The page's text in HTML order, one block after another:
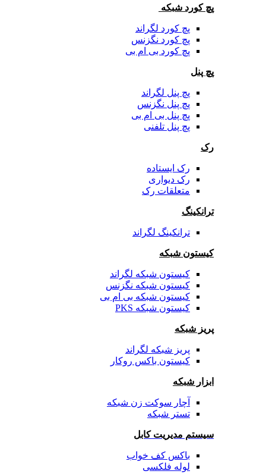
پچ کورد شبکه
پچ کورد لگراند
پچ کورد نگزنس
پچ کورد بی ام بی
پچ پنل
پچ پنل لگراند
پچ پنل نگزنس
پچ پنل بی ام بی
پچ پنل تلفنی
رک
رک ایستاده
رک دیواری
متعلقات رک
ترانکینگ
ترانکینگ لگراند
کیستون شبکه
کیستون شبکه لگراند
کیستون شبکه نگزنس
کیستون شبکه بی ام بی
کیستون شبکه PKS
پریز شبکه
پریز شبکه لگراند
کیستون باکس روکار
ابزار شبکه
آچار سوکت زن شبکه
تستر شبکه
سیستم مدیریت کابل
باکس کف خواب
لوله فلکسی